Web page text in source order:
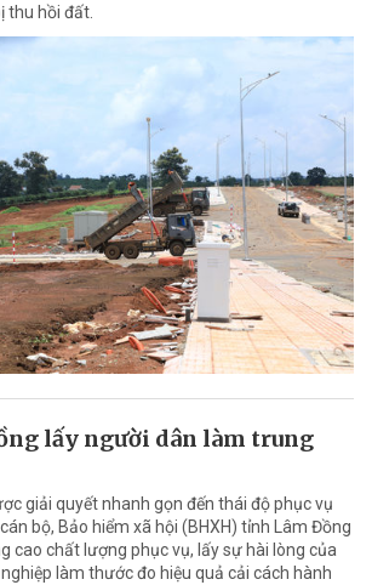
thu hồi đất.
lấy người dân làm trung
giải quyết nhanh gọn đến thái độ phục vụ
bộ, Bảo hiểm xã hội (BHXH) tỉnh Lâm Đồng
cao chất lượng phục vụ, lấy sự hài lòng của
làm thước đo hiệu quả cải cách hành